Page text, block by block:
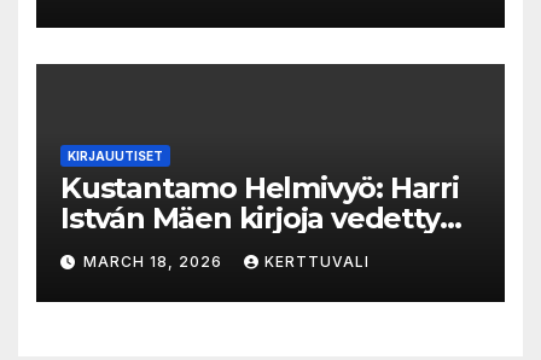
KIRJAUUTISET
Kustantamo Helmivyö: Harri
István Mäen kirjoja vedetty
myynnistä
MARCH 18, 2026 KERTTUVALI